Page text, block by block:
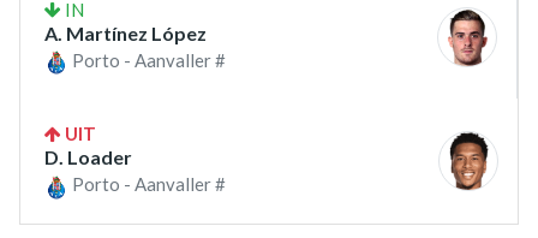
IN
A. Martínez López
Porto - Aanvaller #
UIT
D. Loader
Porto - Aanvaller #